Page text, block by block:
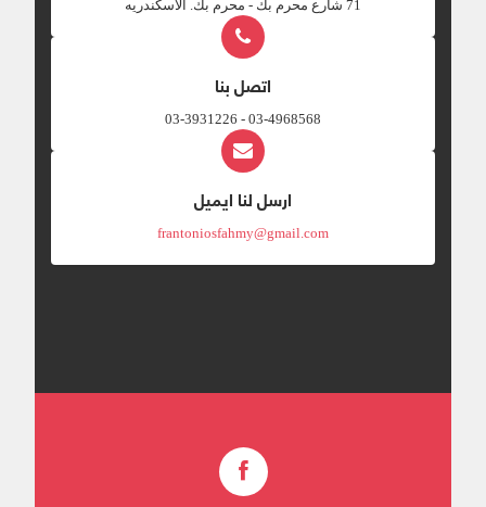
‎71 شارع محرم بك - محرم بك. الاسكندريه
اتصل بنا
03-4968568 - 03-3931226
ارسل لنا ايميل
frantoniosfahmy@gmail.com